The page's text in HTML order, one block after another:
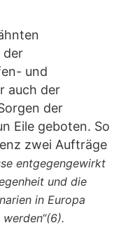
der
und
auch der
der
Eile geboten. So
zwei Aufträge
entgegengewirkt
und die
in Europa